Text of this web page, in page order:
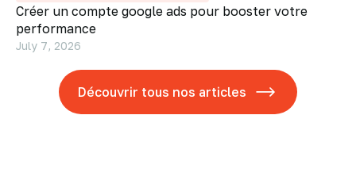
Créer un compte google ads pour booster votre
performance
July 7, 2026
Découvrir tous nos articles